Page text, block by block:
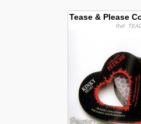
Tease & Please
Ref.